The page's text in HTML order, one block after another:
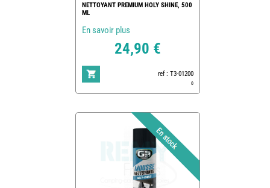
NETTOYANT PREMIUM HOLY SHINE, 500
ML
En savoir plus
24,90 €
ref : T3-01200
0